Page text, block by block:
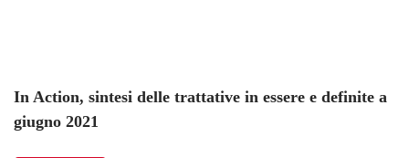
In Action, sintesi delle trattative in essere e definite a
giugno 2021